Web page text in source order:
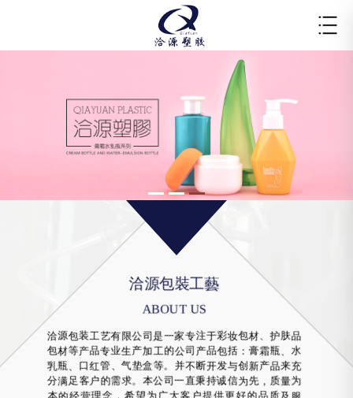
洽源包裝工藝
ABOUT US
洽源包装工艺有限公司是一家专注于彩妆包材、护肤品
包材等产品专业生产加工的公司产品包括：膏霜瓶、水
乳瓶、口红管、气垫盒等。并不断开发与创新产品来充
分满足客户的需求。本公司一直秉持诚信为先，质量为